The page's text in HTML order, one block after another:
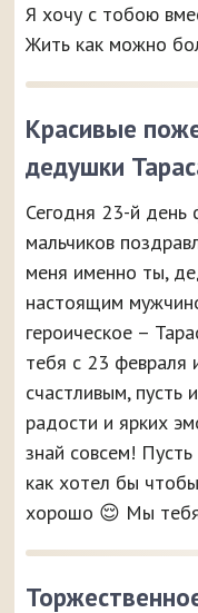
Я хочу с тобою
Жить как можно
Красивые
дедушки
Сегодня 23-й день
мальчиков
меня именно ты,
настоящим
героическое –
тебя с 23 февраля
счастливым, пусть
радости и ярких
знай совсем!
как хотел бы
хорошо 😌 Мы